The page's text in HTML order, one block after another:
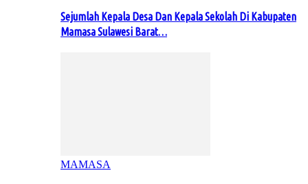
Sejumlah Kepala Desa Dan Kepala Sekolah Di Kabupaten
Mamasa Sulawesi Barat…
MAMASA